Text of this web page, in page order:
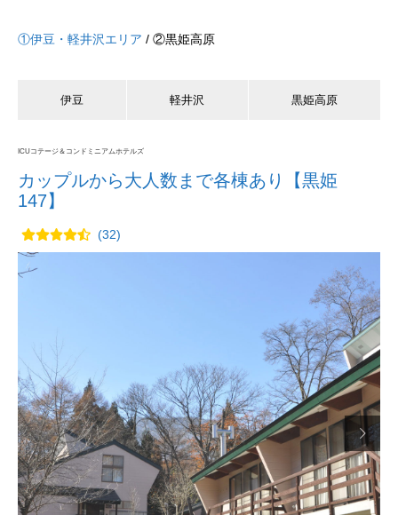
①伊豆・軽井沢エリア / ②黒姫高原
伊豆 軽井沢 黒姫高原
ICUコテージ＆コンドミニアムホテルズ
カップルから大人数まで各棟あり【黒姫
147】
(32)
